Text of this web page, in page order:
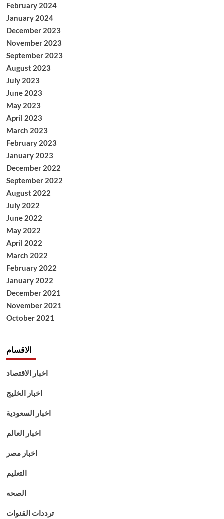
February 2024
January 2024
December 2023
November 2023
September 2023
August 2023
July 2023
June 2023
May 2023
April 2023
March 2023
February 2023
January 2023
December 2022
September 2022
August 2022
July 2022
June 2022
May 2022
April 2022
March 2022
February 2022
January 2022
December 2021
November 2021
October 2021
الاقسام
اخبار الاقتصاد
اخبار الخليج
اخبار السعودية
اخبار العالم
اخبار مصر
التعليم
الصحه
ترددات القنوات